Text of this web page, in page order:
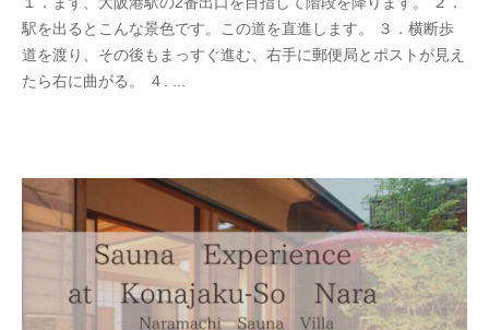
a
d
m
i
駅を出るとこんな景色です。この道を直進します。 ３．横断歩
道を渡り、その後もまっすぐ進む、右手に郵便局とポストが見え
たら右に曲がる。 ４. ...